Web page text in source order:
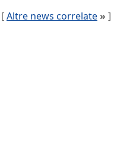
[Altre news correlate » ]